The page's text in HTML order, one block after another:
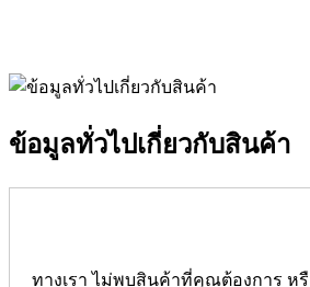
ข้อมูลทั่วไปเกี่ยวกับสินค้า
ทางเรา ไม่พบสินค้าที่คุณต้องการ ห